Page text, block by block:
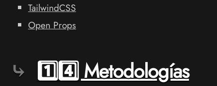
TailwindCSS
Open Props
1️⃣4️⃣ Metodologías